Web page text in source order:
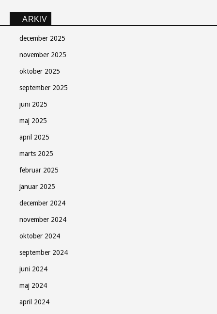
ARKIV
december 2025
november 2025
oktober 2025
september 2025
juni 2025
maj 2025
april 2025
marts 2025
februar 2025
januar 2025
december 2024
november 2024
oktober 2024
september 2024
juni 2024
maj 2024
april 2024